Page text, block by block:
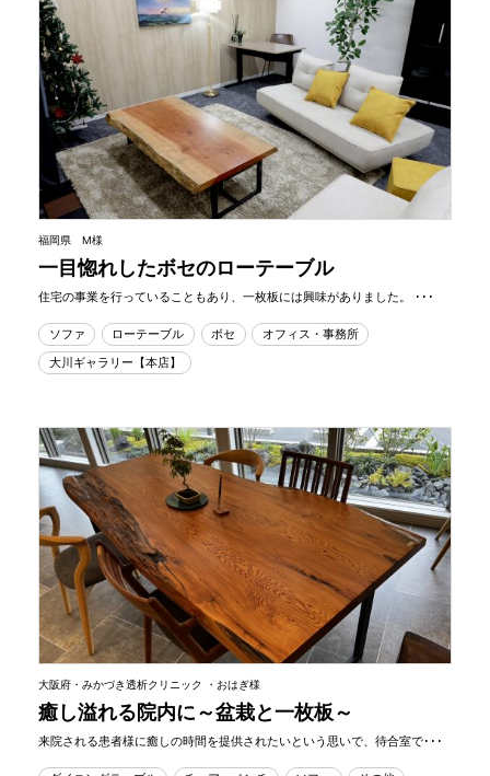
福岡県 M様
一目惚れしたボセのローテーブル
住宅の事業を行っていることもあり、一枚板には興味がありました。 ･･･
ソファ ローテーブル ボセ
オフィス・事務所
大川ギャラリー【本店】
大阪府・みかづき透析クリニック ・おはぎ様
癒し溢れる院内に～盆栽と一枚板～
来院される患者様に癒しの時間を提供されたいという思いで、待合室で･･･